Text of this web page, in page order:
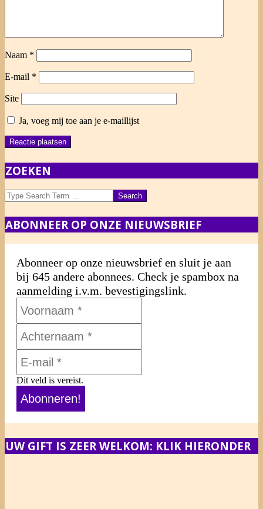
Naam *
E-mail *
Site
Ja, voeg mij toe aan je e-maillijst
ZOEKEN
Search
ABONNEER OP ONZE NIEUWSBRIEF
Abonneer op onze nieuwsbrief en sluit je aan
bij 645 andere abonnees. Check je spambox na
aanmelding i.v.m. bevestigingslink.
Dit veld is vereist.
UW GIFT IS ZEER WELKOM: KLIK HIERONDER